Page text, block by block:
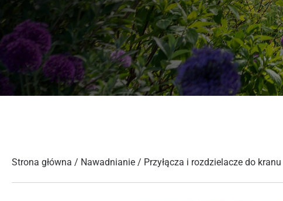
Strona główna / Nawadnianie / Przyłącza i rozdzielacze do kranu